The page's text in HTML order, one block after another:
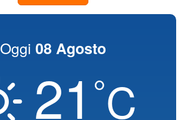
Oggi 08 Agosto
21 °C